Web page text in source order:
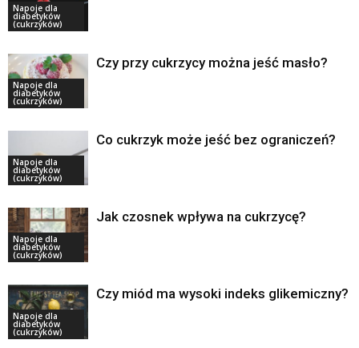
Napoje dla
diabetyków
(cukrzyków)
Napoje dla
diabetyków
(cukrzyków)
Czy przy cukrzycy można jeść masło?
Napoje dla
diabetyków
(cukrzyków)
Co cukrzyk może jeść bez ograniczeń?
Napoje dla
diabetyków
(cukrzyków)
Jak czosnek wpływa na cukrzycę?
Napoje dla
diabetyków
(cukrzyków)
Czy miód ma wysoki indeks glikemiczny?